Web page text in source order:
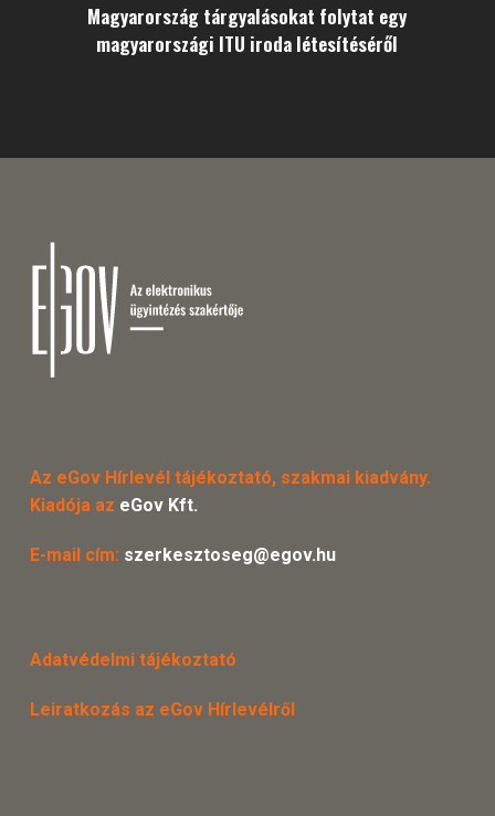
Magyarország tárgyalásokat folytat egy
magyarországi ITU iroda létesítéséről
Az eGov Hírlevél tájékoztató, szakmai kiadvány.
Kiadója az eGov Kft.
E-mail cím: szerkesztoseg@egov.hu
Adatvédelmi tájékoztató
Leiratkozás az eGov Hírlevélről